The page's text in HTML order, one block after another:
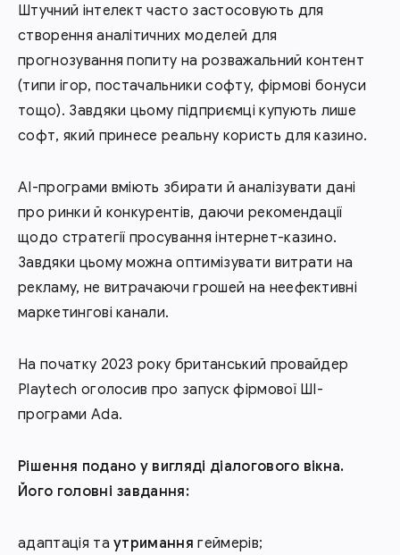
Штучний інтелект часто застосовують для
створення аналітичних моделей для
прогнозування попиту на розважальний контент
(типи ігор, постачальники софту, фірмові бонуси
тощо). Завдяки цьому підприємці купують лише
софт, який принесе реальну користь для казино.
AI-програми вміють збирати й аналізувати дані
про ринки й конкурентів, даючи рекомендації
щодо стратегії просування інтернет-казино.
Завдяки цьому можна оптимізувати витрати на
рекламу, не витрачаючи грошей на неефективні
маркетингові канали.
На початку 2023 року британський провайдер
Playtech оголосив про запуск фірмової ШІ-
програми Ada.
Рішення подано у вигляді діалогового вікна.
Його головні завдання:
адаптація таутримання геймерів;